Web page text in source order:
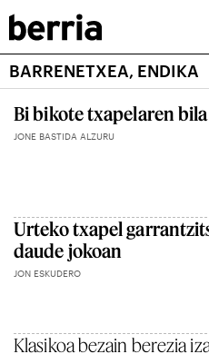
BARRENETXEA, ENDIKA
Bi bikote txapelaren bila
JONE BASTIDA ALZURU
Urteko txapel
daude jokoan
JON ESKUDERO
Klasikoa bezain berezia